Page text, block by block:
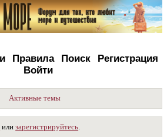
Правила Поиск
Регистрация
Войти
Активные темы
илизарегистрируйтесь